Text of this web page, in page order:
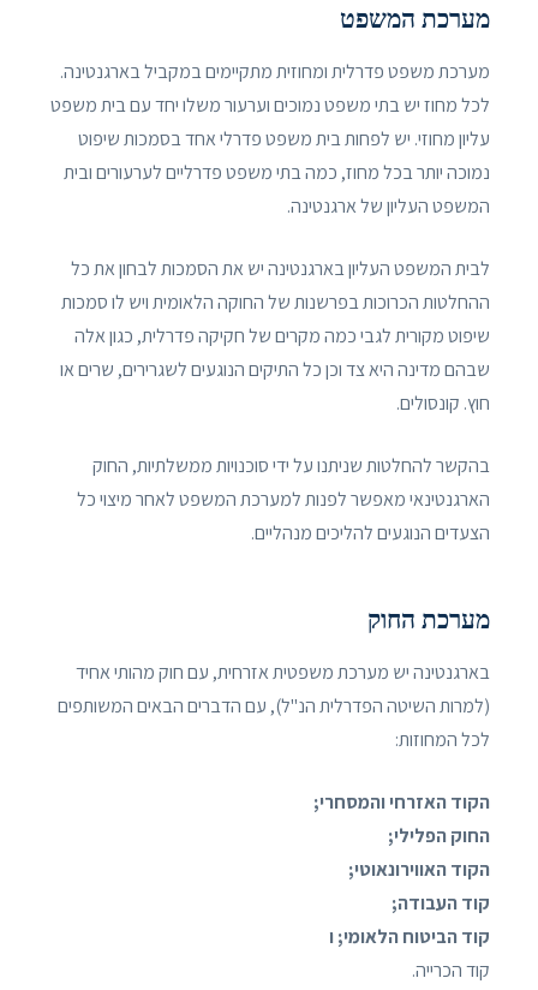
מערכת המשפט
מערכת משפט פדרלית ומחוזית מתקיימים במקביל בארגנטינה.
לכל מחוז יש בתי משפט נמוכים וערעור משלו יחד עם בית משפט
עליון מחוזי. יש לפחות בית משפט פדרלי אחד בסמכות שיפוט
נמוכה יותר בכל מחוז, כמה בתי משפט פדרליים לערעורים ובית
המשפט העליון של ארגנטינה.
לבית המשפט העליון בארגנטינה יש את הסמכות לבחון את כל
ההחלטות הכרוכות בפרשנות של החוקה הלאומית ויש לו סמכות
שיפוט מקורית לגבי כמה מקרים של חקיקה פדרלית, כגון אלה
שבהם מדינה היא צד וכן כל התיקים הנוגעים לשגרירים, שרים או
חוץ. קונסולים.
בהקשר להחלטות שניתנו על ידי סוכנויות ממשלתיות, החוק
הארגנטינאי מאפשר לפנות למערכת המשפט לאחר מיצוי כל
הצעדים הנוגעים להליכים מנהליים.
מערכת החוק
בארגנטינה יש מערכת משפטית אזרחית, עם חוק מהותי אחיד
(למרות השיטה הפדרלית הנ"ל), עם הדברים הבאים המשותפים
לכל המחוזות:
הקוד האזרחי והמסחרי;
החוק הפלילי;
הקוד האווירונאוטי;
קוד העבודה;
קוד הביטוח הלאומי; ו
קוד הכרייה.